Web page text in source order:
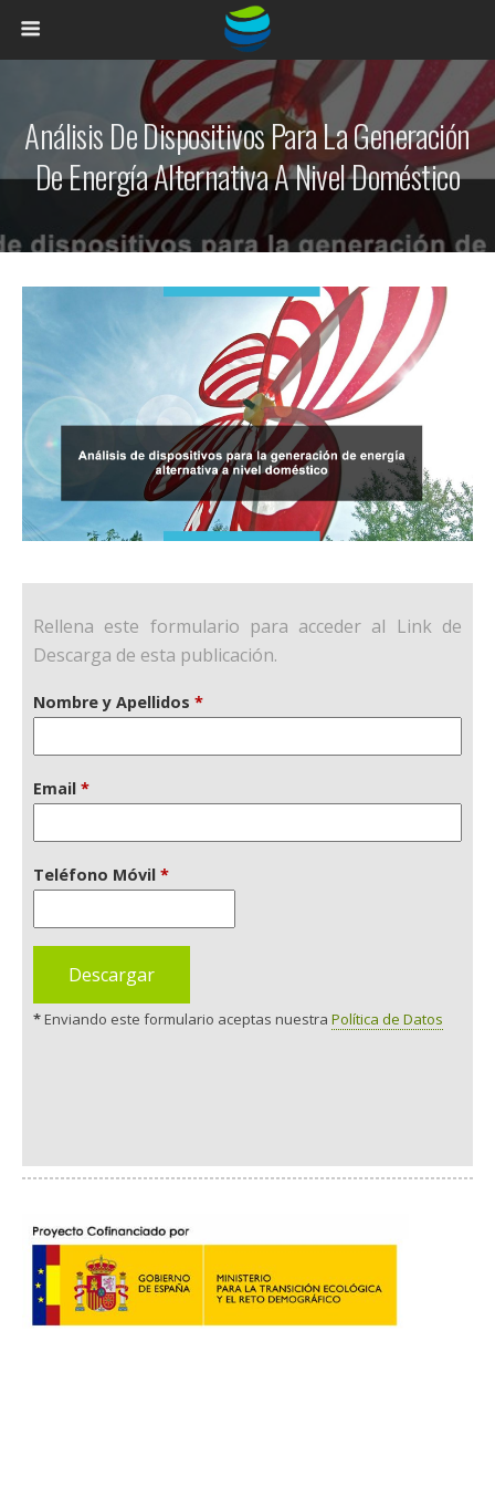
Análisis De Dispositivos Para La Generación
De Energía Alternativa A Nivel Doméstico
Rellena este formulario para acceder al Link de
Descarga de esta publicación.
Nombre y Apellidos *
Email *
Teléfono Móvil *
Descargar
* Enviando este formulario aceptas nuestra Política de Datos